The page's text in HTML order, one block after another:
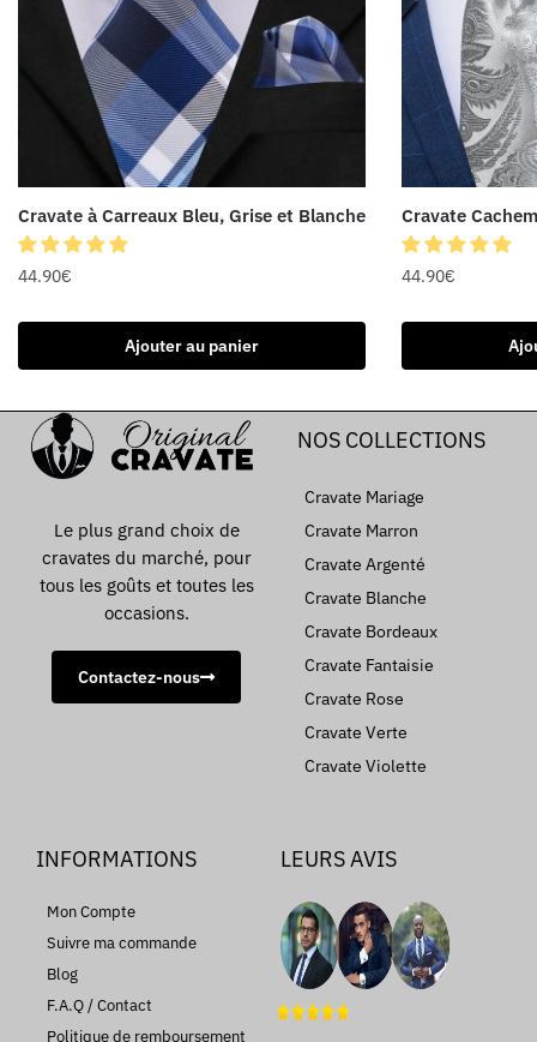
Cravate à Carreaux Bleu, Grise et Blanche
44.90€
Ajouter au panier
Cravate
44.90€
Le plus grand choix de
cravates du marché, pour
tous les goûts et toutes les
occasions.
Contactez-nous
NOS COLLECTIONS
Cravate Mariage
Cravate Marron
Cravate Argenté
Cravate Blanche
Cravate Bordeaux
Cravate Fantaisie
Cravate Rose
Cravate Verte
Cravate Violette
INFORMATIONS
Mon Compte
Suivre ma commande
Blog
F.A.Q / Contact
Politique de remboursement
LEURS AVIS